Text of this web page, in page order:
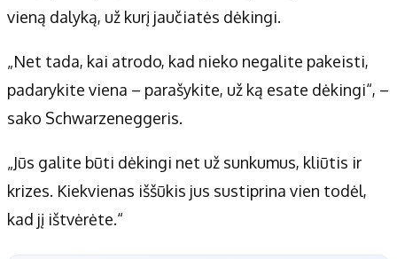
vieną dalyką, už kurį jaučiatės dėkingi.
„Net tada, kai atrodo, kad nieko negalite pakeisti,
padarykite viena – parašykite, už ką esate dėkingi“, –
sako Schwarzeneggeris.
„Jūs galite būti dėkingi net už sunkumus, kliūtis ir
krizes. Kiekvienas iššūkis jus sustiprina vien todėl,
kad jį ištvėrėte.“